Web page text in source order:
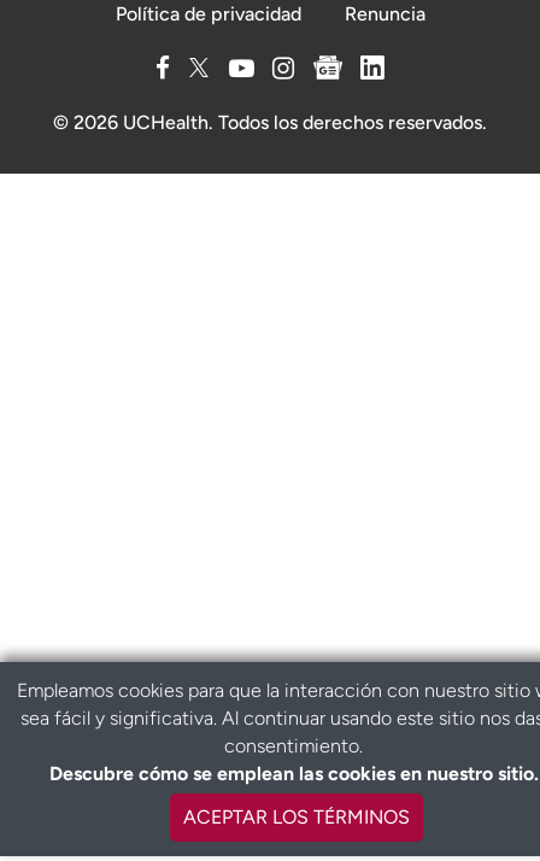
Política de privacidad Renuncia
© 2026 UCHealth. Todos los derechos reservados.
Empleamos cookies para que la interacción con nuestro sitio
sea fácil y significativa. Al continuar usando este sitio nos
consentimiento.
Descubre cómo se emplean las cookies en nuestro sitio.
ACEPTAR LOS TÉRMINOS